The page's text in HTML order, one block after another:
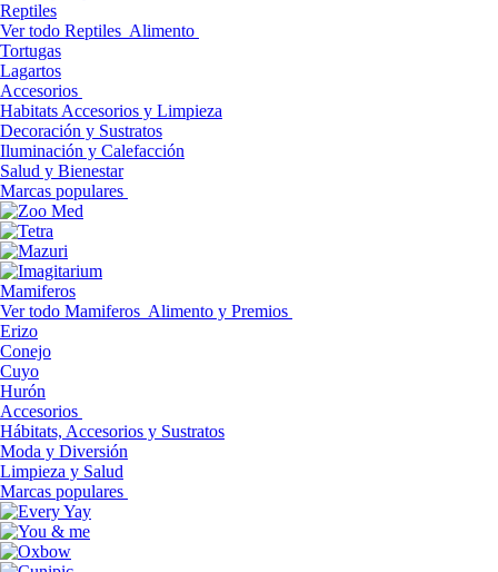
Reptiles
Ver todo Reptiles Alimento
Tortugas
Lagartos
Accesorios
Habitats Accesorios y Limpieza
Decoración y Sustratos
Iluminación y Calefacción
Salud y Bienestar
Marcas populares
Mamiferos
Ver todo Mamiferos Alimento y Premios
Erizo
Conejo
Cuyo
Hurón
Accesorios
Hábitats, Accesorios y Sustratos
Moda y Diversión
Limpieza y Salud
Marcas populares